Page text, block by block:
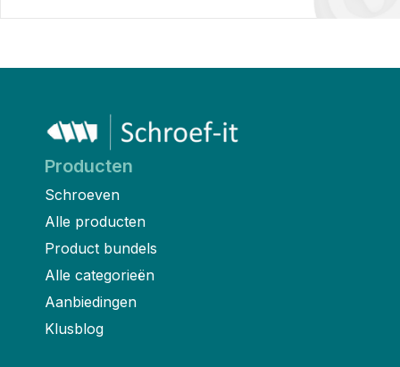
Producten
Schroeven
Alle producten
Product bundels
Alle categorieën
Aanbiedingen
Klusblog